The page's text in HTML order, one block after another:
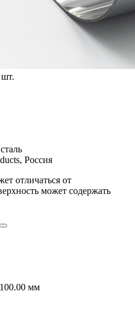
шт.
Россия
отличаться от
может содержать
мм